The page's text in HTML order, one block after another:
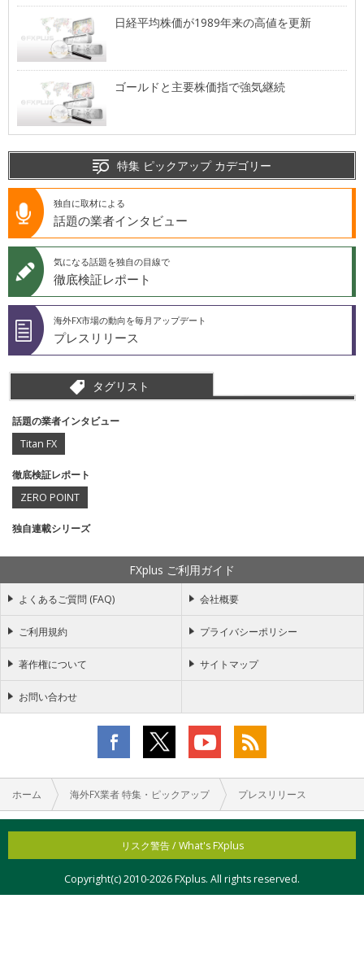
ホーム 海外FX業者 特集・ピックアップ プレスリリース
特集 ピックアップ カデゴリー
独自に取材による
話題の業者インタビュー
気になる話題を独自の目線で
徹底検証レポート
海外FX市場の動向を毎月アップデート
プレスリリース
タグリスト
話題の業者インタビュー
Titan FX
徹底検証レポート
ZERO POINT
独自連載シリーズ
日経平均株価が1989年来の高値を更新
ゴールドと主要株価指で強気継続
FXplus ご利用ガイド
よくあるご質問 (FAQ) 会社概要
ご利用規約 プライバシーポリシー
著作権について サイトマップ
お問い合わせ
リスク警告 / What's FXplus
Copyright(c) 2010-2026 FXplus. All rights reserved.